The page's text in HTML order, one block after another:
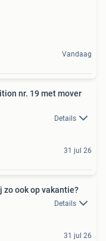
Vandaag
nr. 19 met mover
Details
31 jul 26
Wil jij zo ook op vakantie?
Details
31 jul 26